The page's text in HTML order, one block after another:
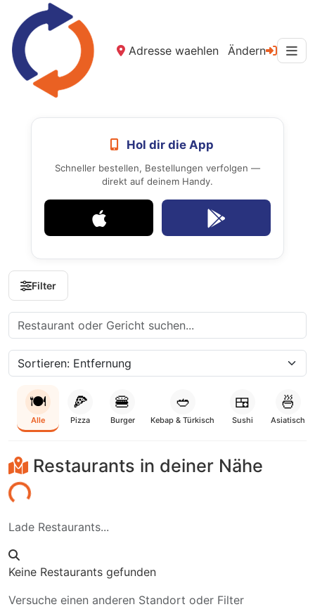
Adresse waehlen Ändern
Hol dir die App
Schneller bestellen, Bestellungen verfolgen —
direkt auf deinem Handy.
Filter
🍽️
Alle
🍕
Pizza
🍔
Burger
🥙
Kebap & Türkisch
🍱
Sushi
🍜
Asiatisch
Restaurants in deiner Nähe
Lade Restaurants...
Keine Restaurants gefunden
Versuche einen anderen Standort oder Filter